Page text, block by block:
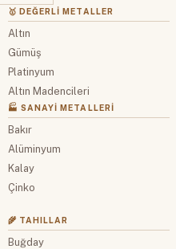
🥇 DEĞERLI METALLER
Altın
Gümüş
Platinyum
Altın Madencileri
🏭 SANAYI METALLERI
Bakır
Alüminyum
Kalay
Çinko
🌾 TAHILLAR
Buğday